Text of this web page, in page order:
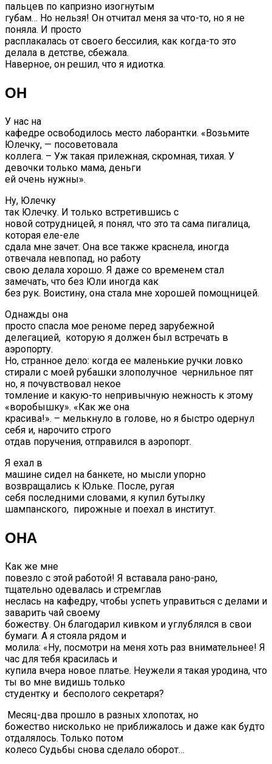
пальцев по капризно изогнутым
губам… Но нельзя! Он отчитал меня за что-то, но я не
поняла. И просто
расплакалась от своего бессилия, как когда-то это
делала в детстве, сбежала.
Наверное, он решил, что я идиотка.
ОН
У нас на
кафедре освободилось место лаборантки. «Возьмите
Юлечку, — посоветовала
коллега. – Уж такая прилежная, скромная, тихая. У
девочки только мама, деньги
ей очень нужны».
Ну, Юлечку
так Юлечку. И только встретившись с
новой сотрудницей, я понял, что это та сама пигалица,
которая еле-еле
сдала мне зачет. Она все также краснела, иногда
отвечала невпопад, но работу
свою делала хорошо. Я даже со временем стал
замечать, что без Юли иногда как
без рук. Воистину, она стала мне хорошей помощницей.
Однажды она
просто спасла мое реноме перед зарубежной
делегацией, которую я должен был встречать в
аэропорту.
Но, странное дело: когда ее маленькие ручки ловко
стирали с моей рубашки злополучное чернильное пят
но, я почувствовал некое
томление и какую-то непривычную нежность к этому
«воробышку». «Как же она
красива!». – мелькнуло в голове, но я быстро одернул
себя и, нарочито строго
отдав поручения, отправился в аэропорт.
Я ехал в
машине сидел на банкете, но мысли упорно
возвращались к Юльке. После, ругая
себя последними словами, я купил бутылку
шампанского, пирожные и поехал в институт.
ОНА
Как же мне
повезло с этой работой! Я вставала рано-рано,
тщательно одевалась и стремглав
неслась на кафедру, чтобы успеть управиться с делами и
заварить чай своему
божеству. Он благодарил кивком и углублялся в свои
бумаги. А я стояла рядом и
молила: «Ну, посмотри на меня хоть раз внимательнее! Я
час для тебя красилась и
купила вчера новое платье. Неужели я такая уродина, что
ты во мне видишь только
студентку и бесполого секретаря?
Месяц-два прошло в разных хлопотах, но
божество нисколько не приближалось и даже как будто
отдалялось. Только потом
колесо Судьбы снова сделало оборот…